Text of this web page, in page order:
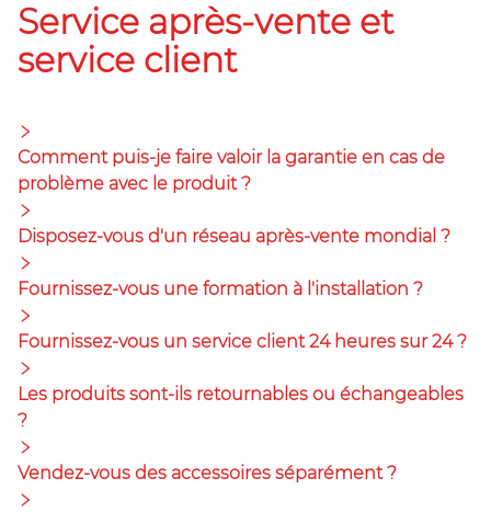
Service après-vente et
service client
Comment puis-je faire valoir la garantie en cas de
problème avec le produit ?
Disposez-vous d'un réseau après-vente mondial ?
Fournissez-vous une formation à l'installation ?
Fournissez-vous un service client 24 heures sur 24 ?
Les produits sont-ils retournables ou échangeables
?
Vendez-vous des accessoires séparément ?